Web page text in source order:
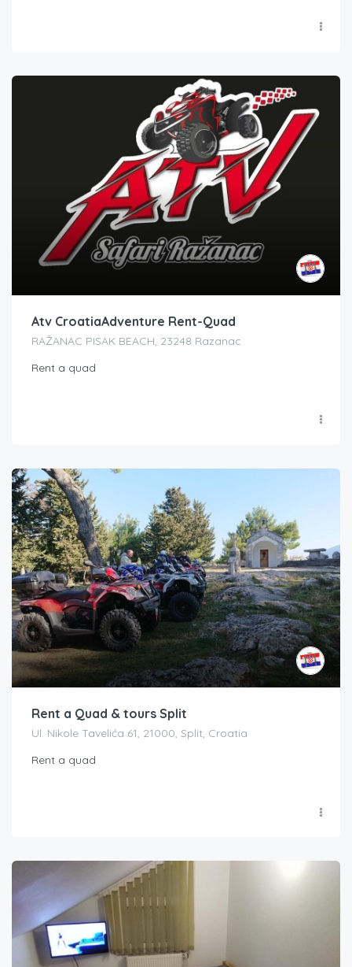
Atv CroatiaAdventure Rent-Quad
RAŽANAC PISAK BEACH, 23248 Razanac
Rent a quad
Rent a Quad & tours Split
Ul. Nikole Tavelića 61, 21000, Split, Croatia
Rent a quad